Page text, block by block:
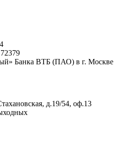
Банка ВТБ (ПАО) в г. Москве
д.19/54, оф.13